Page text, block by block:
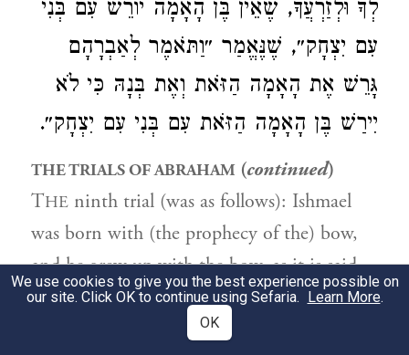
לְךָ וּלְזַרְעֲךָ, שֶׁאֵין בֶּן הָאָמָה יוֹרֵשׁ עִם בְּנִי
עִם יִצְחָק״, שֶׁנֶּאֱמַר ״וַתֹּאמֶר לְאַבְרָהָם
גָּרֵשׁ אֶת הָאָמָה הַזֹּאת וְאֶת בְּנָהּ כִּי לֹא
יִירַשׁ בֶּן הָאָמָה הַזֹּאת עִם בְּנִי עִם יִצְחָק״.
THE TRIALS OF ABRAHAM (continued)
THE ninth trial (was as follows): Ishmael
was born with (the prophecy of the) bow,
and he grew up with the bow, as it is said,
"And God was with the lad, and he grew
… and he became an archer" (
We use cookies to give you the best experience possible on
our site. Click OK to continue using Sefaria. Learn More.
OK